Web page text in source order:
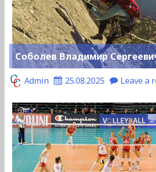
Соболев Владимир
Admin 25.08.2025 Leave a